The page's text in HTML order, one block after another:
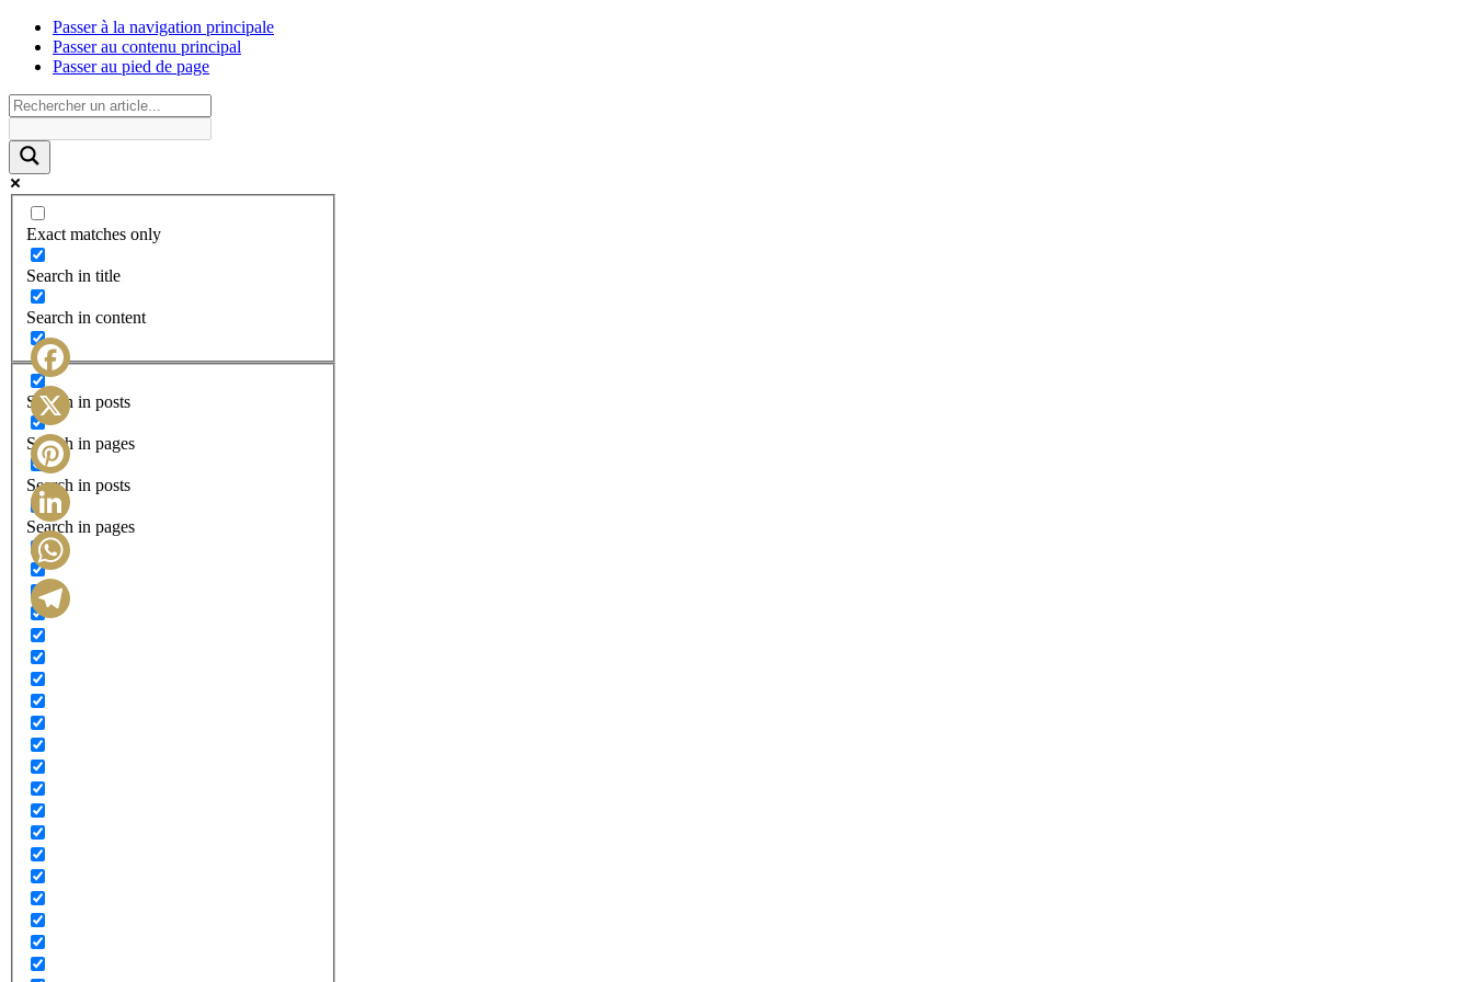
Passer à la navigation principale
Passer au contenu principal
Passer au pied de page
Exact matches only
Search in title
Search in content
Search in posts
Search in pages
Search in posts
Search in pages
Facebook
X
Pinterest
LinkedIn
WhatsApp
Telegram